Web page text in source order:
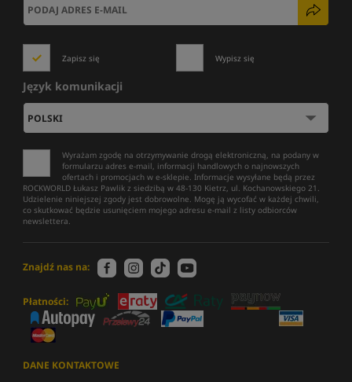
Zapisz się Wypisz się
Język komunikacji
Wyrażam zgodę na otrzymywanie drogą elektroniczną, na podany w
formularzu adres e-mail, informacji handlowych o najnowszych
ofertach i promocjach w e-sklepie. Informacje wysyłane będą przez
ROCKWORLD Łukasz Pawlik z siedzibą w 48-130 Kietrz, ul. Kochanowskiego 21.
Udzielenie niniejszej zgody jest dobrowolne. Mogę ją wycofać w każdej chwili,
co skutkować będzie usunięciem mojego adresu e-mail z listy odbiorców
newslettera.
Znajdź nas na:
Płatności:
DANE KONTAKTOWE